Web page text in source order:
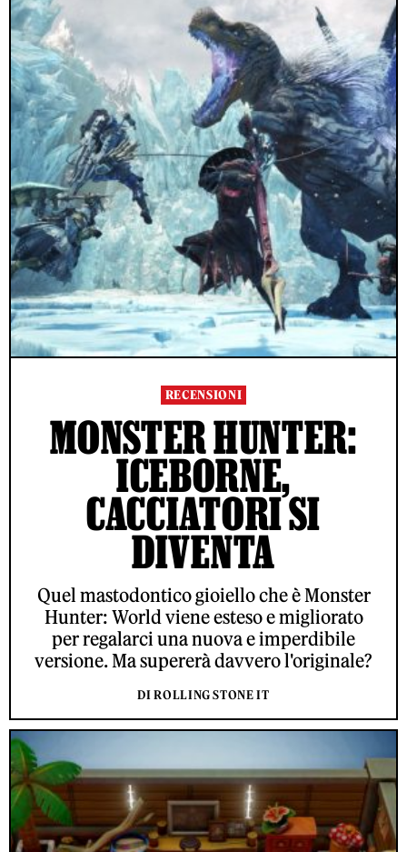
RECENSIONI
MONSTER HUNTER:
ICEBORNE,
CACCIATORI SI
DIVENTA
Quel mastodontico gioiello che è Monster
Hunter: World viene esteso e migliorato
per regalarci una nuova e imperdibile
versione. Ma supererà davvero l'originale?
DI ROLLING STONE IT